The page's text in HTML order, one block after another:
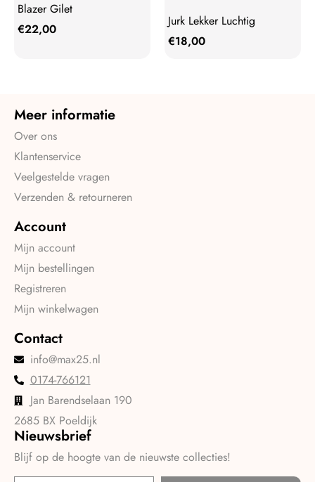
Blazer Gilet
€22,00
Jurk Lekker Luchtig
€18,00
Meer informatie
Over ons
Klantenservice
Veelgestelde vragen
Verzenden & retourneren
Account
Mijn account
Mijn bestellingen
Registreren
Mijn winkelwagen
Contact
info@max25.nl
0174-766121
Jan Barendselaan 190
2685 BX Poeldijk
Nieuwsbrief
Blijf op de hoogte van de nieuwste collecties!